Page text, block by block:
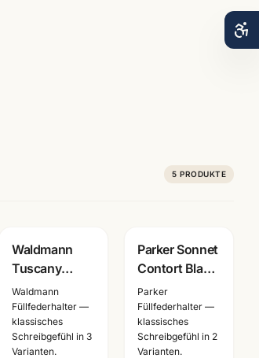
5 PRODUKTE
Gravur
Waldmann
Tuscany
Schreibset
schwarz ·
Füller +
Tintenroller +
Waldmann
Füllfederhalter —
klassisches
Schreibgefühl in 3
Varianten.
Gravur
Parker Sonnet
Contort Black
Cisele PT ·
Füller +
Kugelschreiber
· Special
Parker
Füllfederhalter —
klassisches
Schreibgefühl in 2
Varianten.